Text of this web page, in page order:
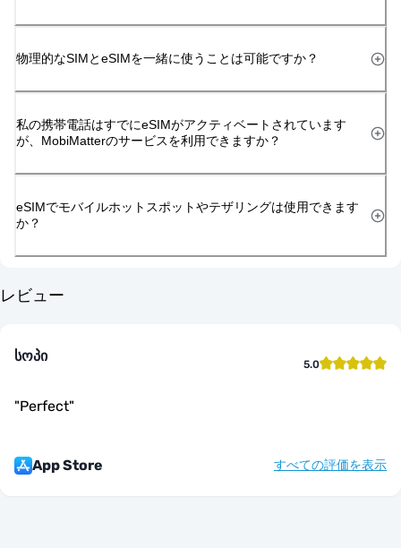
物理的なSIMとeSIMを一緒に使うことは可能ですか？
私の携帯電話はすでにeSIMがアクティベートされています
が、MobiMatterのサービスを利用できますか？
eSIMでモバイルホットスポットやテザリングは使用できます
か？
レビュー
სოპი 5.0
"Perfect"
App Store すべての評価を表示